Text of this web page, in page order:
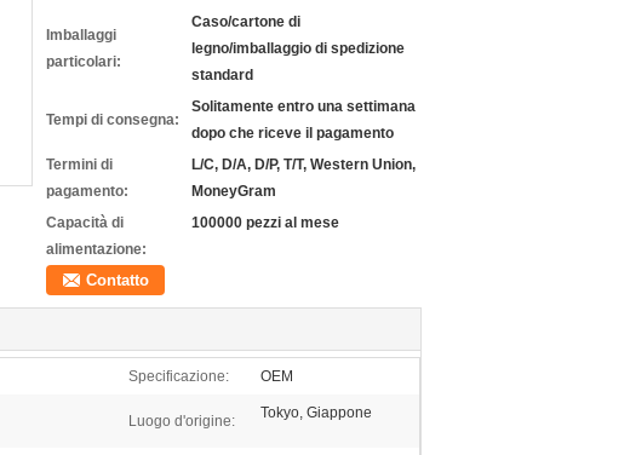
Imballaggi
particolari:
Caso/cartone di
legno/imballaggio di spedizione
standard
Tempi di consegna:
Solitamente entro una settimana
dopo che riceve il pagamento
Termini di
pagamento:
L/C, D/A, D/P, T/T, Western Union,
MoneyGram
Capacità di
alimentazione:
100000 pezzi al mese
Contatto
Specificazione: OEM
Luogo d'origine: Tokyo, Giappone